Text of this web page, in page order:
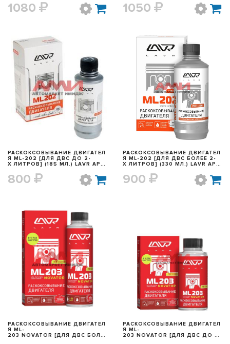
1080
LN2505
1050
БЫСТРЫЙ ПРОСМОТР
РАСКОКСОВЫВАНИЕ ДВИГАТЕЛ
Я ML-202 [ДЛЯ ДВС ДО 2-
Х ЛИТРОВ] (185 МЛ.) LAVR АРТ.
800
БЫСТРЫЙ ПРОСМОТР
РАСКОКСОВЫВАНИЕ ДВИГАТЕЛ
Я ML-202 [ДЛЯ ДВС БОЛЕЕ 2-
Х ЛИТРОВ] (330 МЛ.) LAVR АРТ.
900
БЫСТРЫЙ ПРОСМОТР
РАСКОКСОВЫВАНИЕ ДВИГАТЕЛ
Я ML-
203 NOVATOR [ДЛЯ ДВС БОЛЕ
БЫСТРЫЙ ПРОСМОТР
РАСКОКСОВЫВАНИЕ ДВИГАТЕЛ
Я ML-
203 NOVATOR [ДЛЯ ДВС ДО 2-